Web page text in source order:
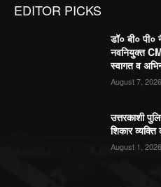
EDITOR PICKS
डॉ० बी०
नवनियुक्त
स्वागत व
August 7, 2026
उत्तरकाशी
शिकार
August 1, 2026